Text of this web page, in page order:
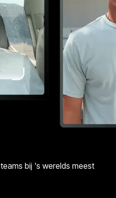
bij 's werelds meest